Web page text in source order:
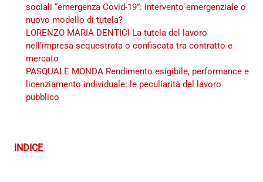
sociali “emergenza Covid-19”: intervento emergenziale o
nuovo modello di tutela?
LORENZO MARIA DENTICI La tutela del lavoro
nell’impresa sequestrata o confiscata tra contratto e
mercato
PASQUALE MONDA Rendimento esigibile, performance e
licenziamento individuale: le peculiarità del lavoro
pubblico
INDICE